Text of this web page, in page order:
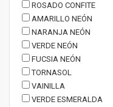
ROSADO CONFITE
AMARILLO NEÓN
NARANJA NEÓN
VERDE NEÓN
FUCSIA NEÓN
TORNASOL
VAINILLA
VERDE ESMERALDA